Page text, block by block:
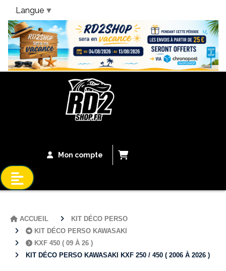
Bandeau Vacances
Mon compte
ACCUEIL
KIT DÉCO PERSO
KIT DÉCO PERSO KAWASAKI
KXF 450 ( 09 À 26 )
KIT DÉCO PERSO KAWASAKI KXF 250 / 450 ( 2006 À 2026 )
Langue ▼